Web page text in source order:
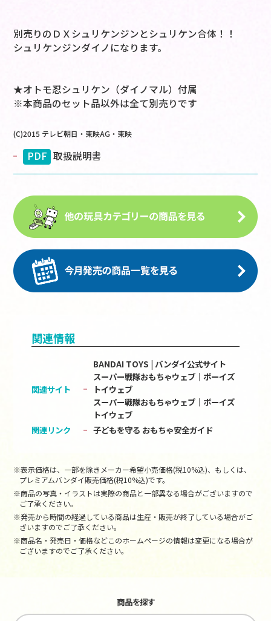
別売りのＤＸシュリケンジンとシュリケン合体！！
シュリケンジンダイノになります。
★オトモ忍シュリケン（ダイノマル）付属
※本商品のセット品以外は全て別売りです
(C)2015 テレビ朝日・東映AG・東映
PDF 取扱説明書
関連情報
関連サイト
BANDAI TOYS | バンダイ公式サイト
スーパー戦隊おもちゃウェブ｜ボーイズ
トイウェブ
スーパー戦隊おもちゃウェブ｜ボーイズ
トイウェブ
関連リンク
子どもを守る おもちゃ安全ガイド
※表示価格は、一部を除きメーカー希望小売価格(税10%込)、もしくは、
プレミアムバンダイ販売価格(税10%込)です。
※商品の写真・イラストは実際の商品と一部異なる場合がございますので
ご了承ください。
※発売から時間の経過している商品は生産・販売が終了している場合がご
ざいますのでご了承ください。
※商品名・発売日・価格などこのホームページの情報は変更になる場合が
ございますのでご了承ください。
商品を探す